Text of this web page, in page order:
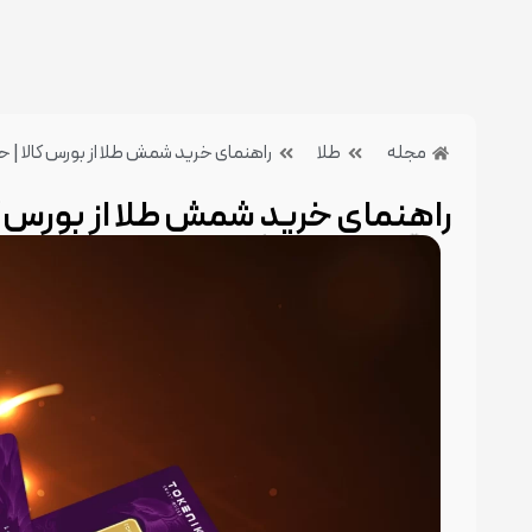
مجله طلا راهنمای خرید شمش طلا از بورس کالا
راهنمای خرید شمش طلا از بورس
15 مهر 1404 بدون دیدگاه